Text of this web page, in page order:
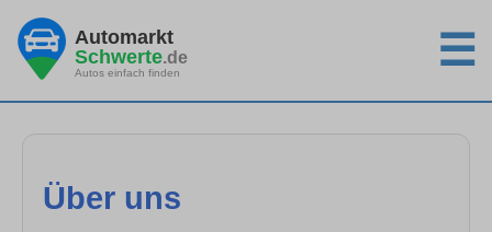
Automarkt
Schwerte.de
Autos einfach finden ☰
Über uns